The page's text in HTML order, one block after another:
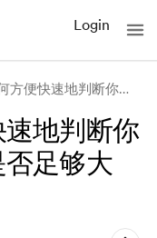
Login
（女生）如何方便快速地判断你的约会对象的弟弟是否足够大
速地判断你
足够大